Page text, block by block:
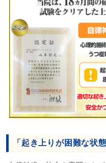
「起き上りが困難な状